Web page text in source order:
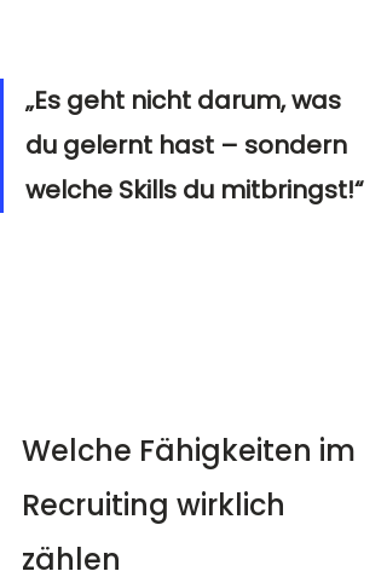
„Es geht nicht darum, was
du gelernt hast – sondern
welche Skills du mitbringst!“
Welche Fähigkeiten im
Recruiting wirklich
zählen